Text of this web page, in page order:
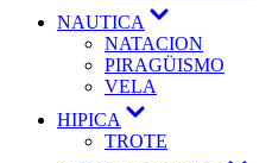
NAUTICA
submenú
NATACION
PIRAGÜISMO
VELA
HIPICA
submenú
TROTE